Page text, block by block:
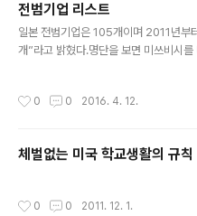
요?? ​​​
전범기업 리스트
일본 전범기업은 105개이며 2011년부
개”라고 밝혔다.명단을 보면 미쓰비시
무라조선소 △(주)단노구미 △(주)도쿄
(주)후지코시 △JFE미네랄(주) △JFE
티드해운(주) △가네마쓰닛산농림(주
와사키운송(주) △가와사키중공업(주
0 0 2016. 4. 12.
체벌없는 미국 학교생활의 규칙
0 0 2011. 12. 1.